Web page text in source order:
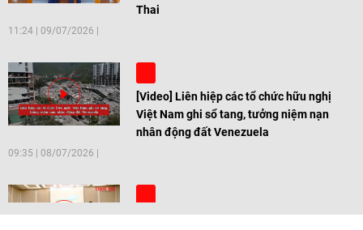
Thai
11:24 09/07/2026
[Video] Liên hiệp các tổ chức hữu nghị
Việt Nam ghi sổ tang, tưởng niệm nạn
nhân động đất Venezuela
09:35 08/07/2026
[Video] Trẻ em Đông Á cùng kiến tạo